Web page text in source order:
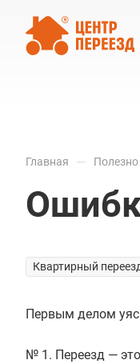
Главная — Полезно
Квартирный
Первым делом
№ 1. Переезд —